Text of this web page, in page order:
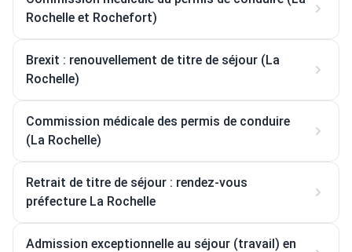
Rochelle et Rochefort)
Brexit : renouvellement de titre de séjour (La
Rochelle)
Commission médicale des permis de conduire
(La Rochelle)
Retrait de titre de séjour : rendez-vous
préfecture La Rochelle
Admission exceptionnelle au séjour (travail) en